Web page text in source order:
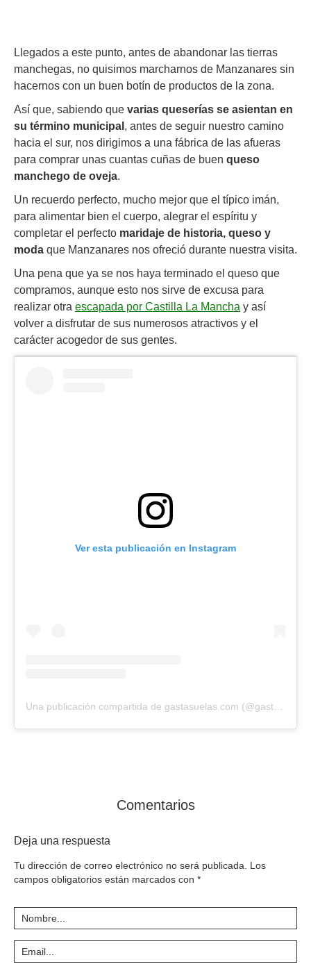
Llegados a este punto, antes de abandonar las tierras
manchegas, no quisimos marcharnos de Manzanares sin
hacernos con un buen botín de productos de la zona.
Así que, sabiendo que varias queserías se asientan en
su término municipal , antes de seguir nuestro camino
hacia el sur, nos dirigimos a una fábrica de las afueras
para comprar unas cuantas cuñas de buen queso
manchego de oveja.
Un recuerdo perfecto, mucho mejor que el típico imán,
para alimentar bien el cuerpo, alegrar el espíritu y
completar el perfecto maridaje de historia, queso y
moda que Manzanares nos ofreció durante nuestra visita.
Una pena que ya se nos haya terminado el queso que
compramos, aunque esto nos sirve de excusa para
realizar otra escapada por Castilla La Mancha y así
volver a disfrutar de sus numerosos atractivos y el
carácter acogedor de sus gentes.
Ver esta publicación en Instagram
Comentarios
Deja una respuesta
Tu dirección de correo electrónico no será publicada.
Los
campos obligatorios están marcados con *